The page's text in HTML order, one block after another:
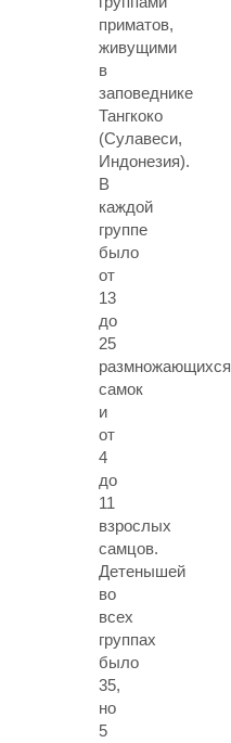
приматов,
живущими
в
заповеднике
Тангкоко
(Сулавеси,
Индонезия).
В
каждой
группе
было
от
13
до
25
размножающихся
самок
и
от
4
до
11
взрослых
самцов.
Детенышей
во
всех
группах
было
35,
но
5